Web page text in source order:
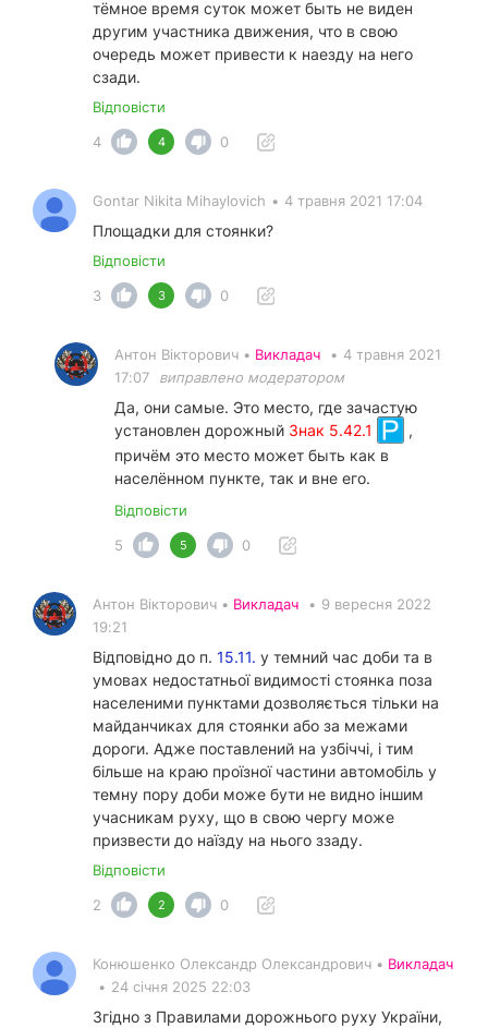
тёмное время суток может быть не виден
другим участника движения, что в свою
очередь может привести к наезду на него
сзади.
Відповісти
4
4 0
Gontar Nikita Mihaylovich • 4 травня 2021 17:04
Площадки для стоянки?
Відповісти
3
3 0
Антон Вікторович • Викладач • 4 травня 2021
17:07
виправлено модератором
Да, они самые. Это место, где зачастую
установлен дорожный Знак 5.42.1
,
причём это место может быть как в
населённом пункте, так и вне его.
Відповісти
5
5 0
Антон Вікторович • Викладач • 9 вересня 2022
19:21
Відповідно до п. 15.11. у темний час доби та в
умовах недостатньої видимості стоянка поза
населеними пунктами дозволяється тільки на
майданчиках для стоянки або за межами
дороги. Адже поставлений на узбіччі, і тим
більше на краю проїзної частини автомобіль у
темну пору доби може бути не видно іншим
учасникам руху, що в свою чергу може
призвести до наїзду на нього ззаду.
Відповісти
2
2 0
Конюшенко Олександр Олександрович • Викладач
• 24 січня 2025 22:03
Згідно з Правилами дорожнього руху України,